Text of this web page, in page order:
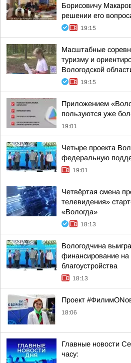
Борисовичу
решении его
19:15
Масштабные
туризму и
Вологодской
19:15
Приложением
пользуются уже
19:01
Четыре проекта
федеральную
19:01
Четвёртая смена
телевидения»
«Вологда»
18:13
Вологодчина
финансирование на
благоустройства
18:13
Проект
18:06
Главные новости
часу: